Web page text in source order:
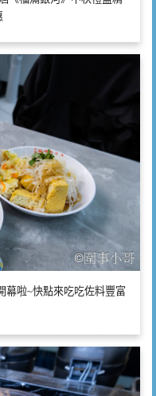
幕啦~快點來吃吃佐料豐富